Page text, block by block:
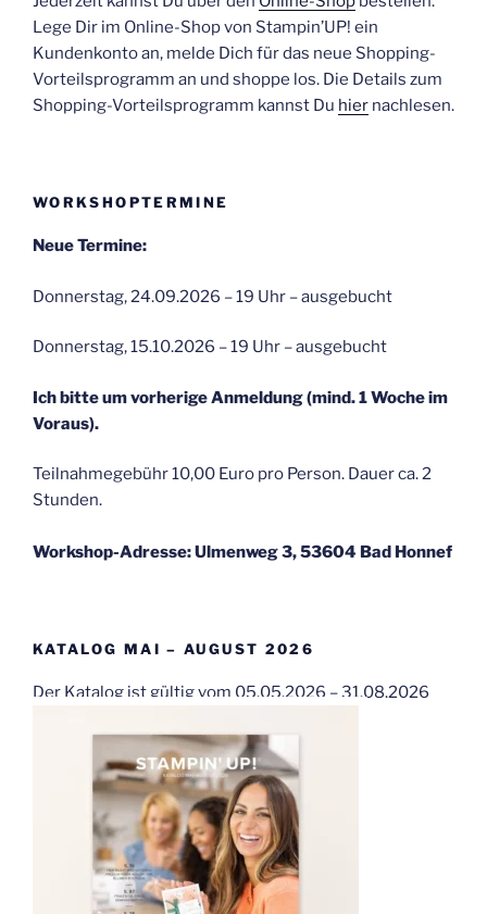
Lege Dir im Online-Shop von Stampin’UP! ein
Kundenkonto an, melde Dich für das neue Shopping-
Vorteilsprogramm an und shoppe los. Die Details zum
Shopping-Vorteilsprogramm kannst Du hier nachlesen.
WORKSHOPTERMINE
Neue Termine:
Donnerstag, 24.09.2026 – 19 Uhr – ausgebucht
Donnerstag, 15.10.2026 – 19 Uhr – ausgebucht
Ich bitte um vorherige Anmeldung (mind. 1 Woche im
Voraus).
Teilnahmegebühr 10,00 Euro pro Person. Dauer ca. 2
Stunden.
Workshop-Adresse: Ulmenweg 3, 53604 Bad Honnef
KATALOG MAI – AUGUST 2026
Der Katalog ist gültig vom 05.05.2026 – 31.08.2026